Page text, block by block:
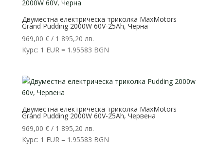
Двуместна електрическа триколка MaxMotors
Grand Pudding 2000W 60V-25Ah, Черна
969,00 €/ 1 895,20 лв.
Курс: 1 EUR = 1.95583 BGN
Двуместна електрическа триколка MaxMotors
Grand Pudding 2000W 60V-25Ah, Червена
969,00 €/ 1 895,20 лв.
Курс: 1 EUR = 1.95583 BGN